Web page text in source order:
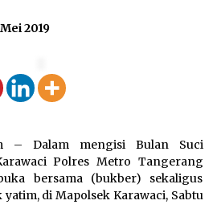
Menemani Aktivitas
Agustus 2026
2019
– Dalam mengisi Bulan Suci
Polres Metro Tangerang
bersama (bukber) sekaligus
di Mapolsek Karawaci, Sabtu